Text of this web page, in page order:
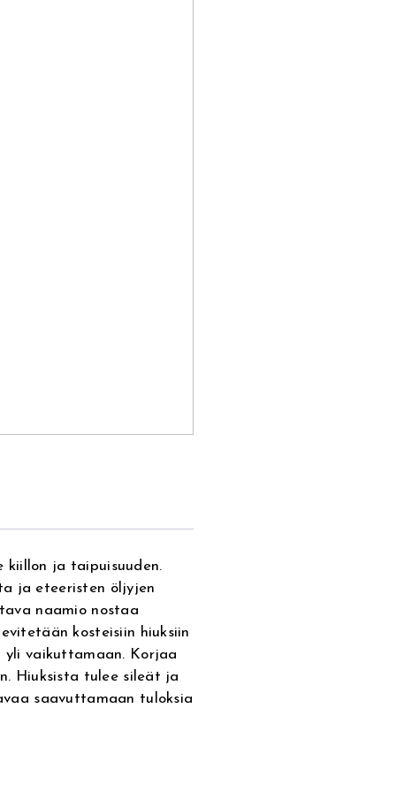
kiillon ja taipuisuuden.
ja eteeristen öljyjen
naamio nostaa
kosteisiin hiuksiin
vaikuttamaan. Korjaa
Hiuksista tulee sileät ja
saavuttamaan tuloksia